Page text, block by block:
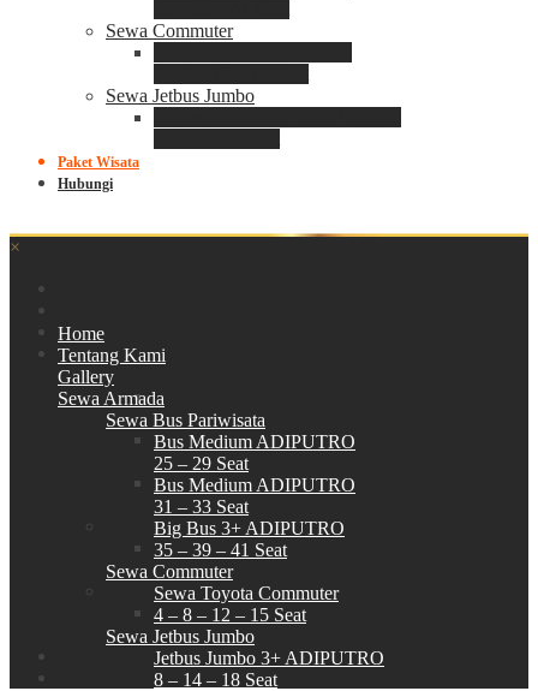
Sewa Commuter
Sewa Jetbus Jumbo
Paket Wisata
Hubungi
×
Home
Tentang Kami
Gallery
Sewa Armada
Sewa Bus Pariwisata
Bus Medium ADIPUTRO
25 – 29 Seat
Bus Medium ADIPUTRO
31 – 33 Seat
Big Bus 3+ ADIPUTRO
35 – 39 – 41 Seat
Sewa Commuter
Sewa Toyota Commuter
4 – 8 – 12 – 15 Seat
Sewa Jetbus Jumbo
Jetbus Jumbo 3+ ADIPUTRO
8 – 14 – 18 Seat